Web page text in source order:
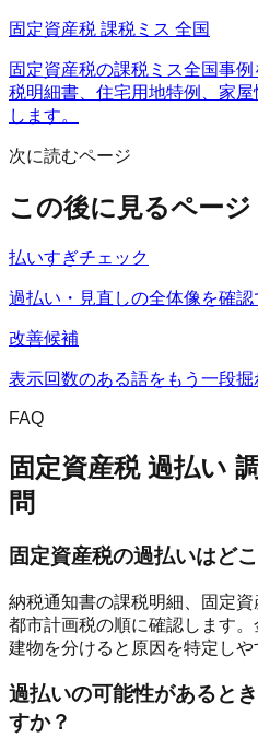
固定資産税 課税ミス 全国
固定資産税の課税ミス全国事
税明細書、住宅用地特例、家
します。
次に読むページ
この後に見るページ
払いすぎチェック
過払い・見直しの全体像を確認
改善候補
表示回数のある語をもう一段掘
FAQ
固定資産税 過払い
問
固定資産税の過払いはど
納税通知書の課税明細、固定資
都市計画税の順に確認します
建物を分けると原因を特定しや
過払いの可能性があると
すか？